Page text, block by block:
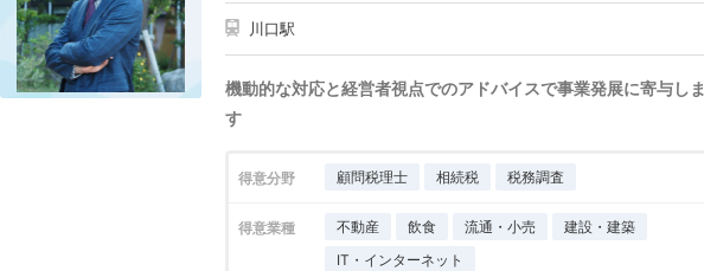
川口駅
機動的な対応と経営者視点でのアドバイスで事業発展に寄与しま
す
得意分野 顧問税理士 相続税 税務調査
得意業種 不動産 飲食 流通・小売
建設・建築
IT・インターネット